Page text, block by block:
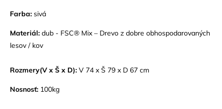
Farba: sivá
Materiál: dub - FSC® Mix – Drevo z dobre obhospodarovaných
lesov / kov
Rozmery(V x Š x D): V 74 x Š 79 x D 67 cm
Nosnosť: 100kg